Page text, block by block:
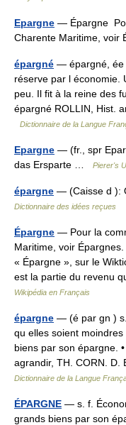
Epargne — Épargne
Charente Maritime,
épargné — épargné, ée
réserve par l économie.
peu. Il fit à la reine des
épargné ROLLIN, Hist.
Dictionnaire de la Langue
Epargne — (fr., spr
das Ersparte …
Pierer's
épargne — (Caisse d ):
Dictionnaire des idées reçues
Épargne — Pour la
Maritime, voir
« Épargne », sur le
est la partie du revenu
Wikipédia en Français
épargne — (é par gn )
qu elles soient
biens par son épargne.
agrandir, TH. CORN.
Dictionnaire de la Langue
ÉPARGNE — s. f.
grands biens par son